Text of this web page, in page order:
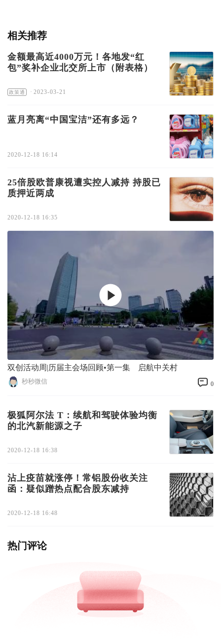
相关推荐
金额最高近4000万元！各地发“红
包”奖补企业北交所上市（附表格）
政策通 · 2023-03-21
蓝月亮离“中国宝洁”还有多远？
2020-12-18 16:14
25倍股欧普康视遭实控人减持 持股已
质押近两成
2020-12-18 16:35
双创活动周|历届主会场回顾•第一集 启航中关村
秒秒微信 0
极狐阿尔法 T：续航和驾驶体验均衡
的北汽新能源之子
2020-12-18 16:38
沾上疫苗就涨停！常铝股份收关注
函：疑似蹭热点配合股东减持
2020-12-18 16:48
热门评论